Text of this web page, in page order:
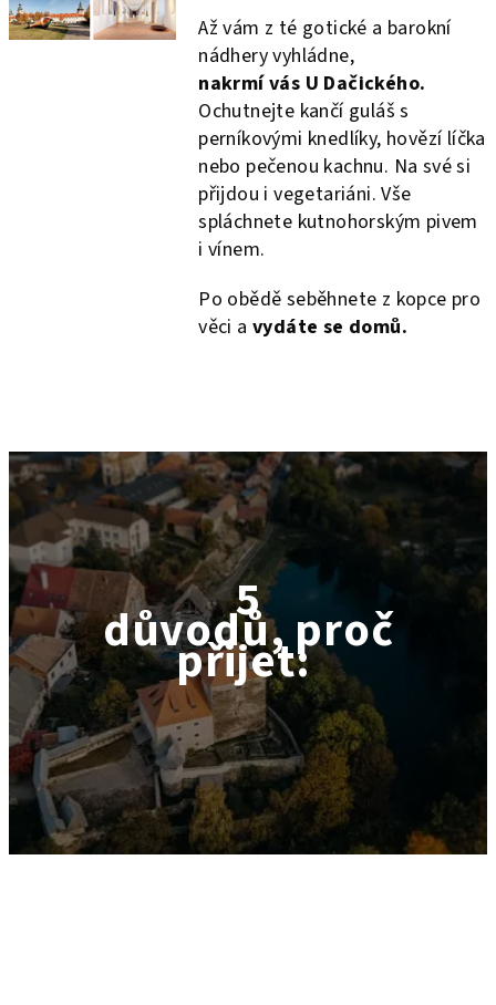
Až vám z té gotické a barokní
nádhery vyhládne,
nakrmí vás U Dačického.
Ochutnejte kančí guláš s
perníkovými knedlíky, hovězí líčka
nebo pečenou kachnu. Na své si
přijdou i vegetariáni. Vše
spláchnete kutnohorským pivem
i vínem.
Po obědě seběhnete z kopce pro
věci a vydáte se domů.
5
důvodů, proč
přijet: